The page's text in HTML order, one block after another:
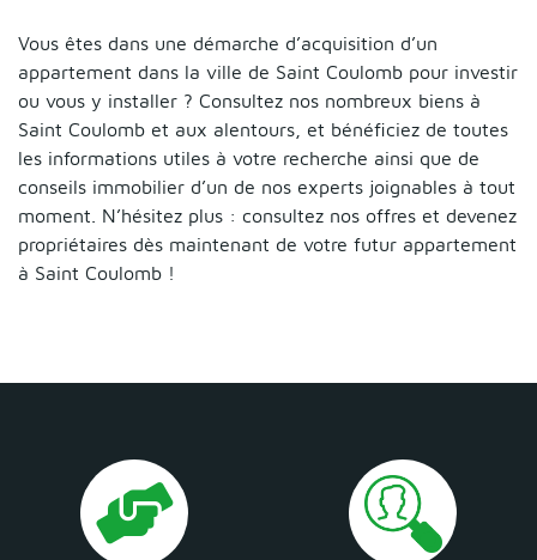
Vous êtes dans une démarche d’acquisition d’un
appartement dans la ville de Saint Coulomb pour investir
ou vous y installer ? Consultez nos nombreux biens à
Saint Coulomb et aux alentours, et bénéficiez de toutes
les informations utiles à votre recherche ainsi que de
conseils immobilier d’un de nos experts joignables à tout
moment. N’hésitez plus : consultez nos offres et devenez
propriétaires dès maintenant de votre futur appartement
à Saint Coulomb !